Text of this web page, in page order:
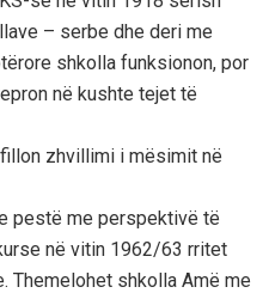
– serbe dhe deri me
shkolla funksionon, por
në kushte tejet të
zhvillimi i mësimit në
pestë me perspektivë të
në vitin 1962/63 rritet
Themelohet shkolla Amë me